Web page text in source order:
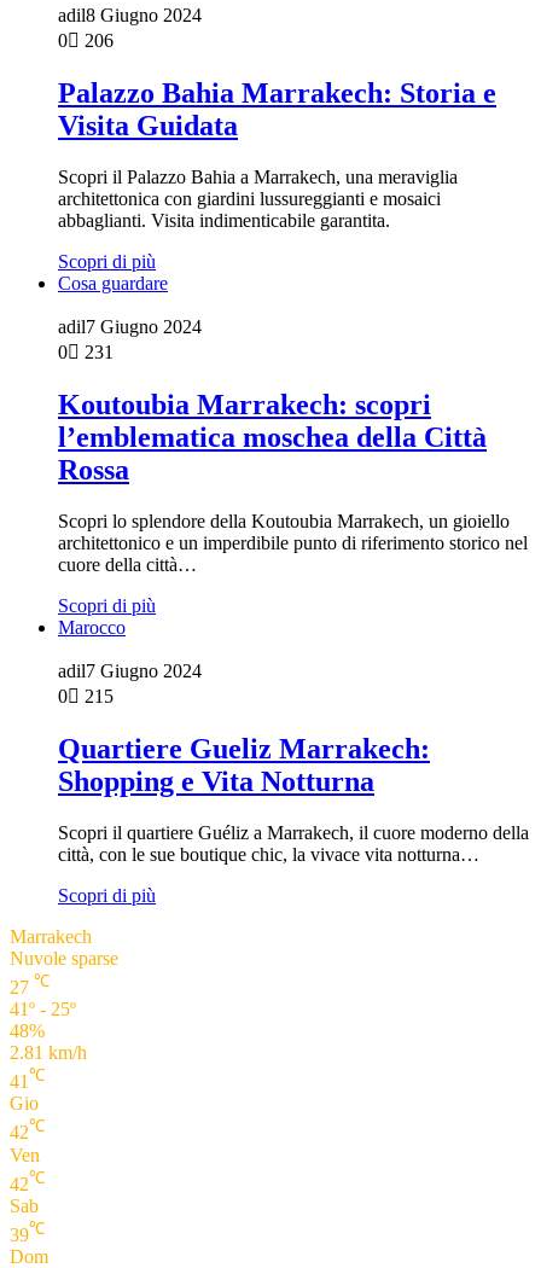
adil8 Giugno 2024
0
206
Palazzo Bahia Marrakech: Storia e
Visita Guidata
Scopri il Palazzo Bahia a Marrakech, una meraviglia
architettonica con giardini lussureggianti e mosaici
abbaglianti. Visita indimenticabile garantita.
Scopri di più
Cosa guardare
adil7 Giugno 2024
0
231
Koutoubia Marrakech: scopri
l’emblematica moschea della Città
Rossa
Scopri lo splendore della Koutoubia Marrakech, un gioiello
architettonico e un imperdibile punto di riferimento storico nel
cuore della città…
Scopri di più
Marocco
adil7 Giugno 2024
0
215
Quartiere Gueliz Marrakech:
Shopping e Vita Notturna
Scopri il quartiere Guéliz a Marrakech, il cuore moderno della
città, con le sue boutique chic, la vivace vita notturna…
Scopri di più
Marrakech
Nuvole sparse
27 ℃
41º - 25º
48%
2.81 km/h
41 ℃
Gio
42℃
Ven
42℃
Sab
39℃
Dom